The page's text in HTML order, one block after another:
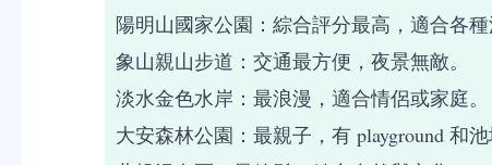
陽明山國家公園：綜合評分最高，適合各種
象山親山步道：交通最方便，夜景無敵。
淡水金色水岸：最浪漫，適合情侶或家庭。
大安森林公園：最親子，有 playground 和池